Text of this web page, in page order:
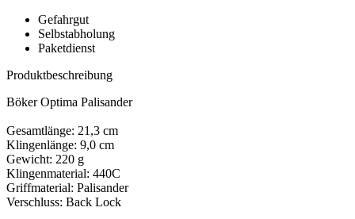
Gefahrgut
Selbstabholung
Paketdienst
Produktbeschreibung
Böker Optima Palisander
Gesamtlänge: 21,3 cm
Klingenlänge: 9,0 cm
Gewicht: 220 g
Klingenmaterial: 440C
Griffmaterial: Palisander
Verschluss: Back Lock